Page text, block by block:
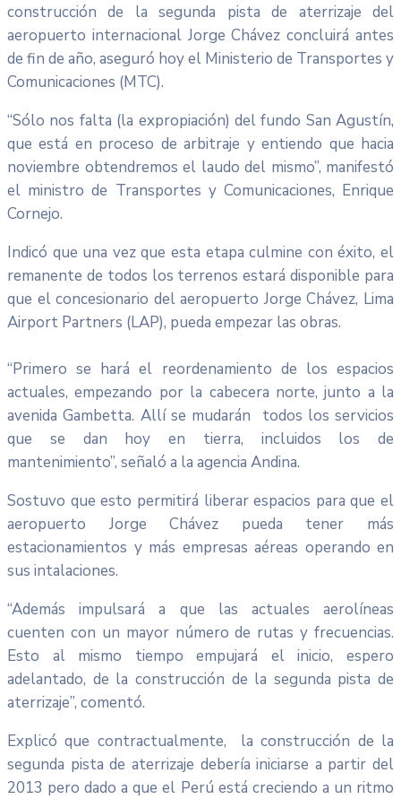
construcción de la segunda pista de aterrizaje del
aeropuerto internacional Jorge Chávez concluirá antes
de fin de año, aseguró hoy el Ministerio de Transportes y
Comunicaciones (MTC).
“Sólo nos falta (la expropiación) del fundo San Agustín,
que está en proceso de arbitraje y entiendo que hacia
noviembre obtendremos el laudo del mismo”, manifestó
el ministro de Transportes y Comunicaciones, Enrique
Cornejo.
Indicó que una vez que esta etapa culmine con éxito, el
remanente de todos los terrenos estará disponible para
que el concesionario del aeropuerto Jorge Chávez, Lima
Airport Partners (LAP), pueda empezar las obras.
“Primero se hará el reordenamiento de los espacios
actuales, empezando por la cabecera norte, junto a la
avenida Gambetta. Allí se mudarán todos los servicios
que se dan hoy en tierra, incluidos los de
mantenimiento”, señaló a la agencia Andina.
Sostuvo que esto permitirá liberar espacios para que el
aeropuerto Jorge Chávez pueda tener más
estacionamientos y más empresas aéreas operando en
sus intalaciones.
“Además impulsará a que las actuales aerolíneas
cuenten con un mayor número de rutas y frecuencias.
Esto al mismo tiempo empujará el inicio, espero
adelantado, de la construcción de la segunda pista de
aterrizaje”, comentó.
Explicó que contractualmente, la construcción de la
segunda pista de aterrizaje debería iniciarse a partir del
2013 pero dado a que el Perú está creciendo a un ritmo